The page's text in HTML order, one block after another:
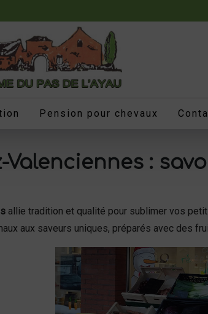
Pension pour chevaux
:
allie tradition et qualité pour sublimer vos
aux saveurs uniques, préparés avec des